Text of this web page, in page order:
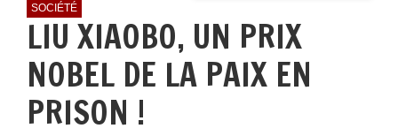
SOCIÉTÉ
LIU XIAOBO, UN PRIX
NOBEL DE LA PAIX EN
PRISON !